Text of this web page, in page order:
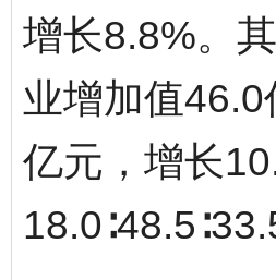
增长8.8%。
业增加值
亿元，增长